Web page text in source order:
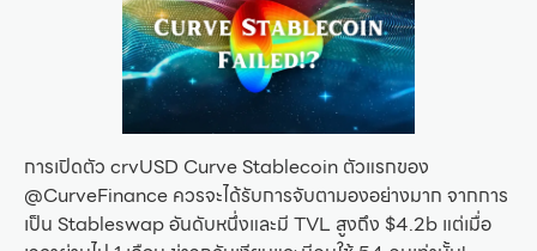
การเปิดตัว crvUSD Curve Stablecoin ตัวแรกของ
@CurveFinance ควรจะได้รับการจับตามองอย่างมาก จากการ
เป็น Stableswap อันดับหนึ่งและมี TVL สูงถึง $4.2b แต่เมื่อ